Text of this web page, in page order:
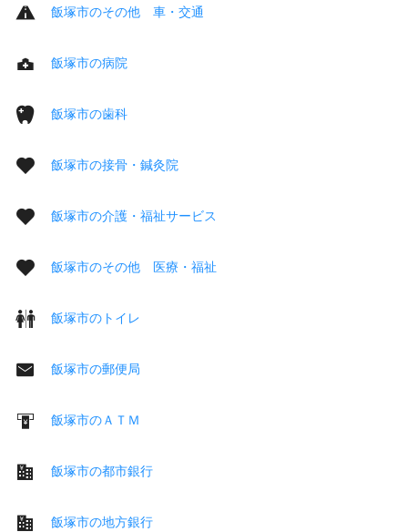
飯塚市のその他 車・交通
飯塚市の病院
飯塚市の歯科
飯塚市の接骨・鍼灸院
飯塚市の介護・福祉サービス
飯塚市のその他 医療・福祉
飯塚市のトイレ
飯塚市の郵便局
飯塚市のＡＴＭ
飯塚市の都市銀行
飯塚市の地方銀行